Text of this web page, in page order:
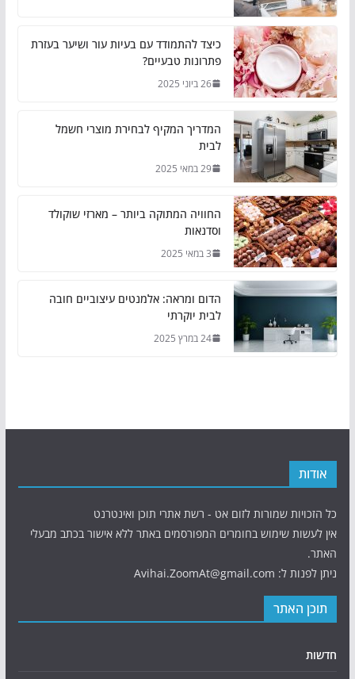
כיצד להתמודד עם בעיות עור ושיער בעזרת
פתרונות טבעיים?
26 ביוני 2025
המדריך המקיף לבחירת מוצרי חשמל
לבית
29 במאי 2025
החוויה המתוקה ביותר – מארזי שוקולד
וסדנאות
3 במאי 2025
הדום ומראה: אלמנטים עיצוביים חובה
לבית יוקרתי
24 במרץ 2025
אודות
כל הזכויות שמורות לזום אט - רשת אתרי תוכן ואינטרנט
אין לעשות שימוש בחומרים המפורסמים באתר ללא אישור בכתב מבעלי
האתר.
ניתן לפנות ל: Avihai.ZoomAt@gmail.com
תוכן האתר
חדשות